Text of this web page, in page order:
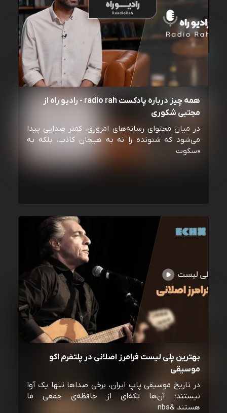
همه چیز درباره پادکست radio rah - رادیو راه از
مجتبی شکوری
در میان محتوای رسانه‌های امروزی، کمتر صدایی پیدا
می‌شود که شنونده را نه به هیجان کاذب، بلکه به
«سکوت
بهترین پلی لیست فرامرز اصلانی در پلتفرم اکو
موسیقی
در تاریخ موسیقی پاپ ایران، برخی صداها تنها یک آوا
نیستند؛ آن‌ها تکه‌ای از حافظه‌ی جمعی ما
هستند.&nbs